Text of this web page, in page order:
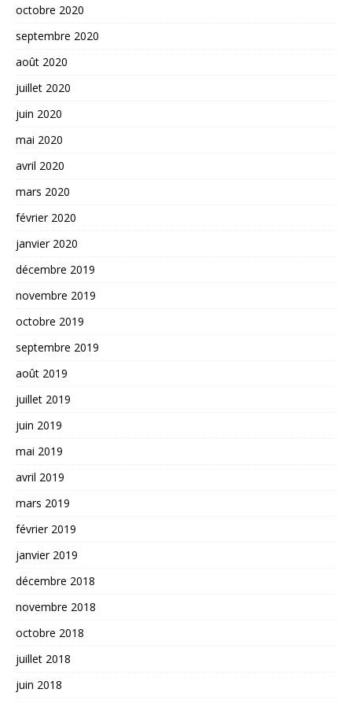
octobre 2020
septembre 2020
août 2020
juillet 2020
juin 2020
mai 2020
avril 2020
mars 2020
février 2020
janvier 2020
décembre 2019
novembre 2019
octobre 2019
septembre 2019
août 2019
juillet 2019
juin 2019
mai 2019
avril 2019
mars 2019
février 2019
janvier 2019
décembre 2018
novembre 2018
octobre 2018
juillet 2018
juin 2018